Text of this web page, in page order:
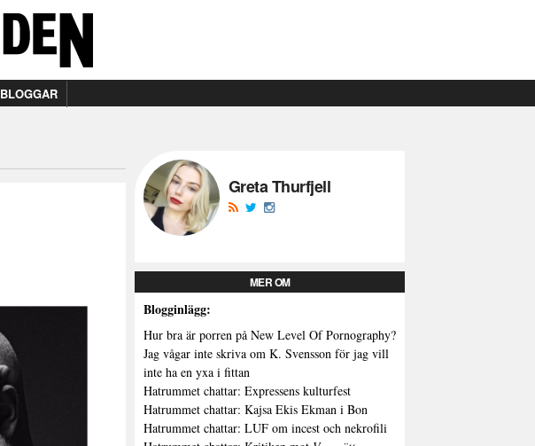
BLOGGAR
Greta Thurfjell
MER OM
Blogginlägg:
Hur bra är porren på New Level Of Pornography?
Jag vågar inte skriva om K. Svensson för jag vill
inte ha en yxa i fittan
Hatrummet chattar: Expressens kulturfest
Hatrummet chattar: Kajsa Ekis Ekman i Bon
Hatrummet chattar: LUF om incest och nekrofili